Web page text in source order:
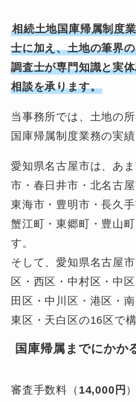
相続土地国庫帰属制度
士に加え、土地の筆界
調査士が専門知識と実
相談を承ります。
当事務所では、土地の
国庫帰属制度業務の実績
愛知県名古屋市は、あ
市・春日井市・北名古
東海市・豊明市・長久
蟹江町・東郷町・豊山
す。
そして、愛知県名古屋
区・西区・中村区・中
田区・中川区・港区・
東区・天白区の16区で
国庫帰属までにかか
審査手数料（ 14,000円